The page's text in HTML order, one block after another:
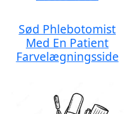
Sød Phlebotomist
Med En Patient
Farvelægningsside